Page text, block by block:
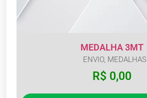
MEDALHA 3MT
ENVIO, MEDALHAS
R$ 0,00